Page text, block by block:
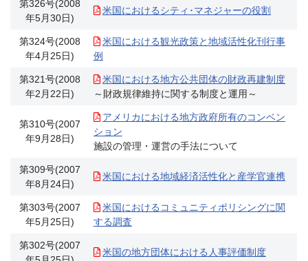
第326号(2008
年5月30日)
米国におけるシティ･マネジャーの役割
第324号(2008
年4月25日)
米国における観光政策と地域活性化刊行事
例
第321号(2008
年2月22日)
米国における地方公共団体の財政再建制度
～財政規律維持に関する制度と運用～
第310号(2007
年9月28日)
アメリカにおける地方政府所有のコンベン
ション
施設の管理・運営の手法について
第309号(2007
年8月24日)
米国における地域経済活性化と産学官連携
第303号(2007
年5月25日)
米国におけるコミュニティポリシングに関
する調査
第302号(2007
米国の地方団体における人事評価制度